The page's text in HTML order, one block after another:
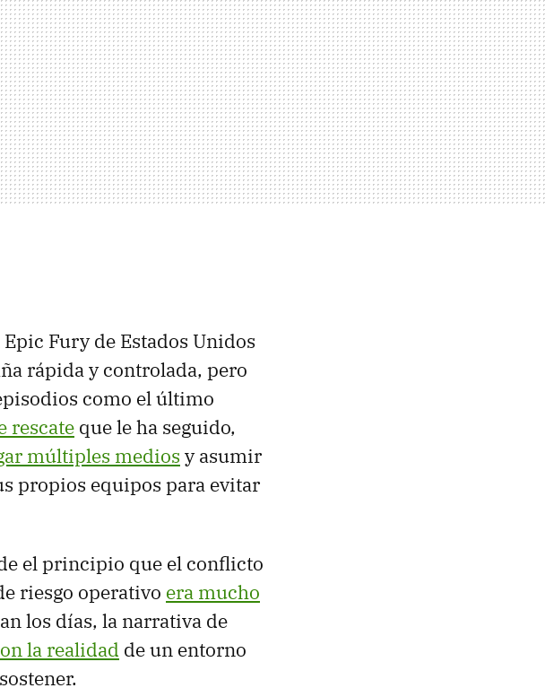
Fury de Estados Unidos
rápida y controlada, pero
como el último
rescate que le ha seguido,
múltiples medios y asumir
propios equipos para evitar
el principio que el conflicto
riesgo operativo era mucho
los días, la narrativa de
la realidad de un entorno